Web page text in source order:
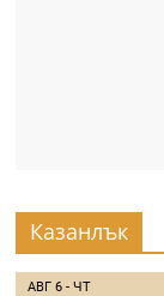
Казанлък
АВГ 6 - ЧТ